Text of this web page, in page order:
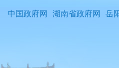
中国政府网 湖南省政府网 岳